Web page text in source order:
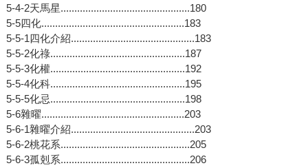
5-4-2天馬星...............................................180
5-5四化....................................................183
5-5-1四化介紹.............................................183
5-5-2化祿.................................................187
5-5-3化權.................................................192
5-5-4化科.................................................195
5-5-5化忌.................................................198
5-6雜曜....................................................203
5-6-1雜曜介紹.............................................203
5-6-2桃花系...............................................205
5-6-3孤剋系...............................................206